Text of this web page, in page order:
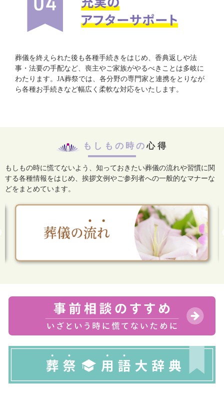
葬儀を終えられた後も各種手続きをはじめ、香典返しや法
事・法要の手配など、喪主やご家族がやるべきことは多岐に
わたります。JA葬祭では、各分野の専門家と連携をとりなが
ら各種お手続きなど幅広く柔軟な対応をいたします。
もしもの時の心得
もしもの時に慌てないよう、知っておきたい葬儀の流れや習慣に関
する各種情報をはじめ、 挨拶文例やご参列者への一般的なマナーな
どをまとめています。